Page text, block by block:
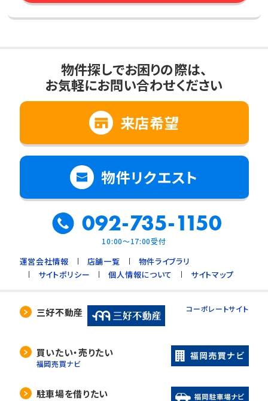
物件探しでお困りの際は、
お気軽にお問い合わせください
来店希望
物件リクエスト
092-735-1150
10:00～17:00受付
運営会社情報 店舗一覧
物件ライブラリ
サイトポリシー
個人情報について サイトマップ
三好不動産 コーポレートサイト
買いたい・売りたい
福岡売買ナビ
駐車場を借りたい